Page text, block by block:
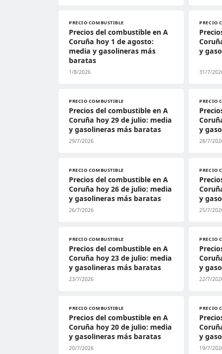
PRECIO COMBUSTIBLE
Precios del combustible en A
Coruña hoy 1 de agosto:
media y gasolineras más
baratas
1/8/2026
PRECIO
y
31/7/
PRECIO COMBUSTIBLE
Precios del combustible en A
Coruña hoy 29 de julio: media
y gasolineras más baratas
29/7/2026
PRECIO
y
28/7/
PRECIO COMBUSTIBLE
Precios del combustible en A
Coruña hoy 26 de julio: media
y gasolineras más baratas
26/7/2026
PRECIO
y
25/7/
PRECIO COMBUSTIBLE
Precios del combustible en A
Coruña hoy 23 de julio: media
y gasolineras más baratas
23/7/2026
PRECIO
y
22/7/
PRECIO COMBUSTIBLE
Precios del combustible en A
Coruña hoy 20 de julio: media
y gasolineras más baratas
20/7/2026
PRECIO
y
19/7/